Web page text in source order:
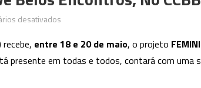
desativados
FEMININO
promove
recebe, entre 18 e 20 de maio, o projeto
presente em todas e todos, contará com uma